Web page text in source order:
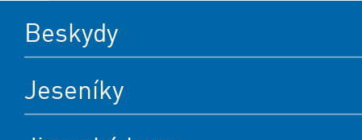
Beskydy
Jeseníky